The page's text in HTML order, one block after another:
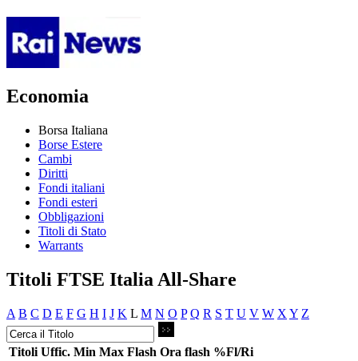
Economia
Borsa Italiana
Borse Estere
Cambi
Diritti
Fondi italiani
Fondi esteri
Obbligazioni
Titoli di Stato
Warrants
Titoli FTSE Italia All-Share
A B C D E F G H I J K L M N O P Q R S T U V W X Y Z
Titoli Uffic. Min Max Flash Ora flash %Fl/Ri